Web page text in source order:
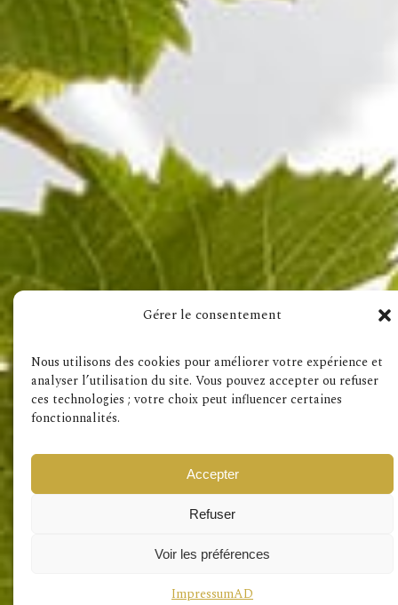
Gérer le consentement
Nous utilisons des cookies pour améliorer votre expérience et
analyser l’utilisation du site. Vous pouvez accepter ou refuser
ces technologies ; votre choix peut influencer certaines
fonctionnalités.
Accepter
Refuser
Voir les préférences
ImpressumAD
Besuchen Sie auch